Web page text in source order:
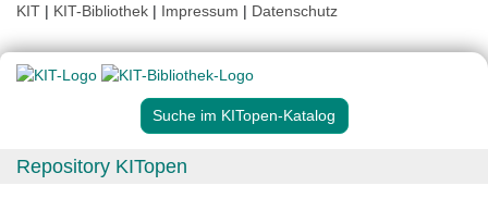
KIT | KIT-Bibliothek | Impressum | Datenschutz
Suche im KITopen-Katalog
Repository KITopen